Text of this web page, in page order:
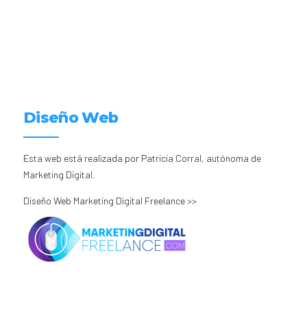
Diseño Web
Esta web está realizada por Patricia Corral, autónoma de
Marketing Digital.
Diseño Web Marketing Digital Freelance >>